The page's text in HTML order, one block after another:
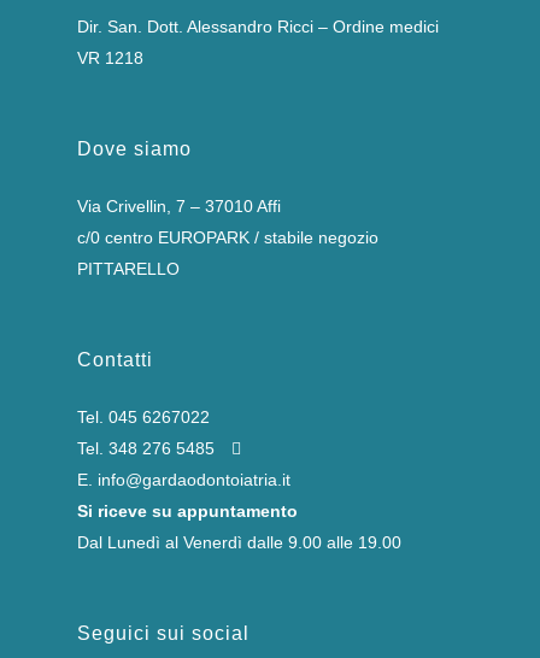
Dir. San. Dott. Alessandro Ricci – Ordine medici
VR 1218
Dove siamo
Via Crivellin, 7 – 37010 Affi
c/0 centro EUROPARK / stabile negozio
PITTARELLO
Contatti
Tel. 045 6267022
Tel. 348 276 5485
E. info@gardaodontoiatria.it
Si riceve su appuntamento
Dal Lunedì al Venerdì dalle 9.00 alle 19.00
Seguici sui social